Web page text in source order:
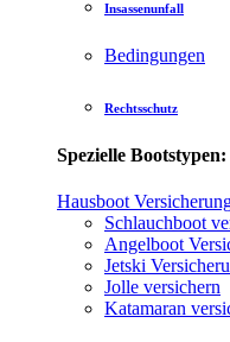
Insassenunfall
Bedingungen
Rechtsschutz
Spezielle Bootstypen:
Hausboot
Schlauchboot
Angelboot
Jetski
Jolle versichern
Katamaran